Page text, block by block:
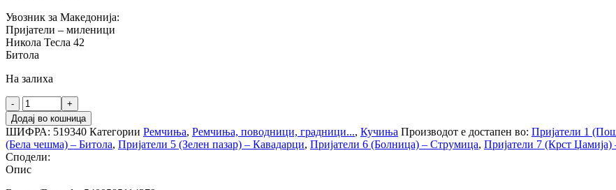
Увозник за Македонија:
Пријатели – миленици
Никола Тесла 42
Битола
На залиха
Ремче
Делу
Црно
S15мм.
-
Фламинго
количина
Додај во кошница
ШИФРА: 519340 Категории Ремчиња, Ремчиња, поводници, градници..., Кучиња Производот е достапен во: Пријатели 1
(Бела чешма) – Битола, Пријатели 5 (Зелен пазар) – Кавадарци, Пријатели 6 (Болница) – Струмица, Пријатели 7 (Крст
Сподели:
Опис